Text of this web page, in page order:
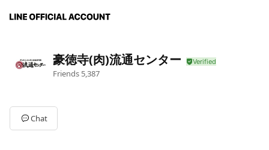
豪徳寺(肉)流通センター
Friends 5,387
Chat